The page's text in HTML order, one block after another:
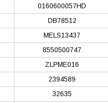
0160600057HD
DB78512
MELS13437
8550500747
ZLPME016
2394589
32635